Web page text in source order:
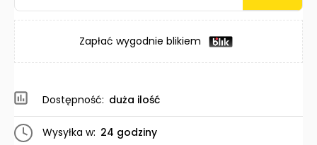
Zapłać wygodnie blikiem
Dostępność: duża ilość
Wysyłka w: 24 godziny